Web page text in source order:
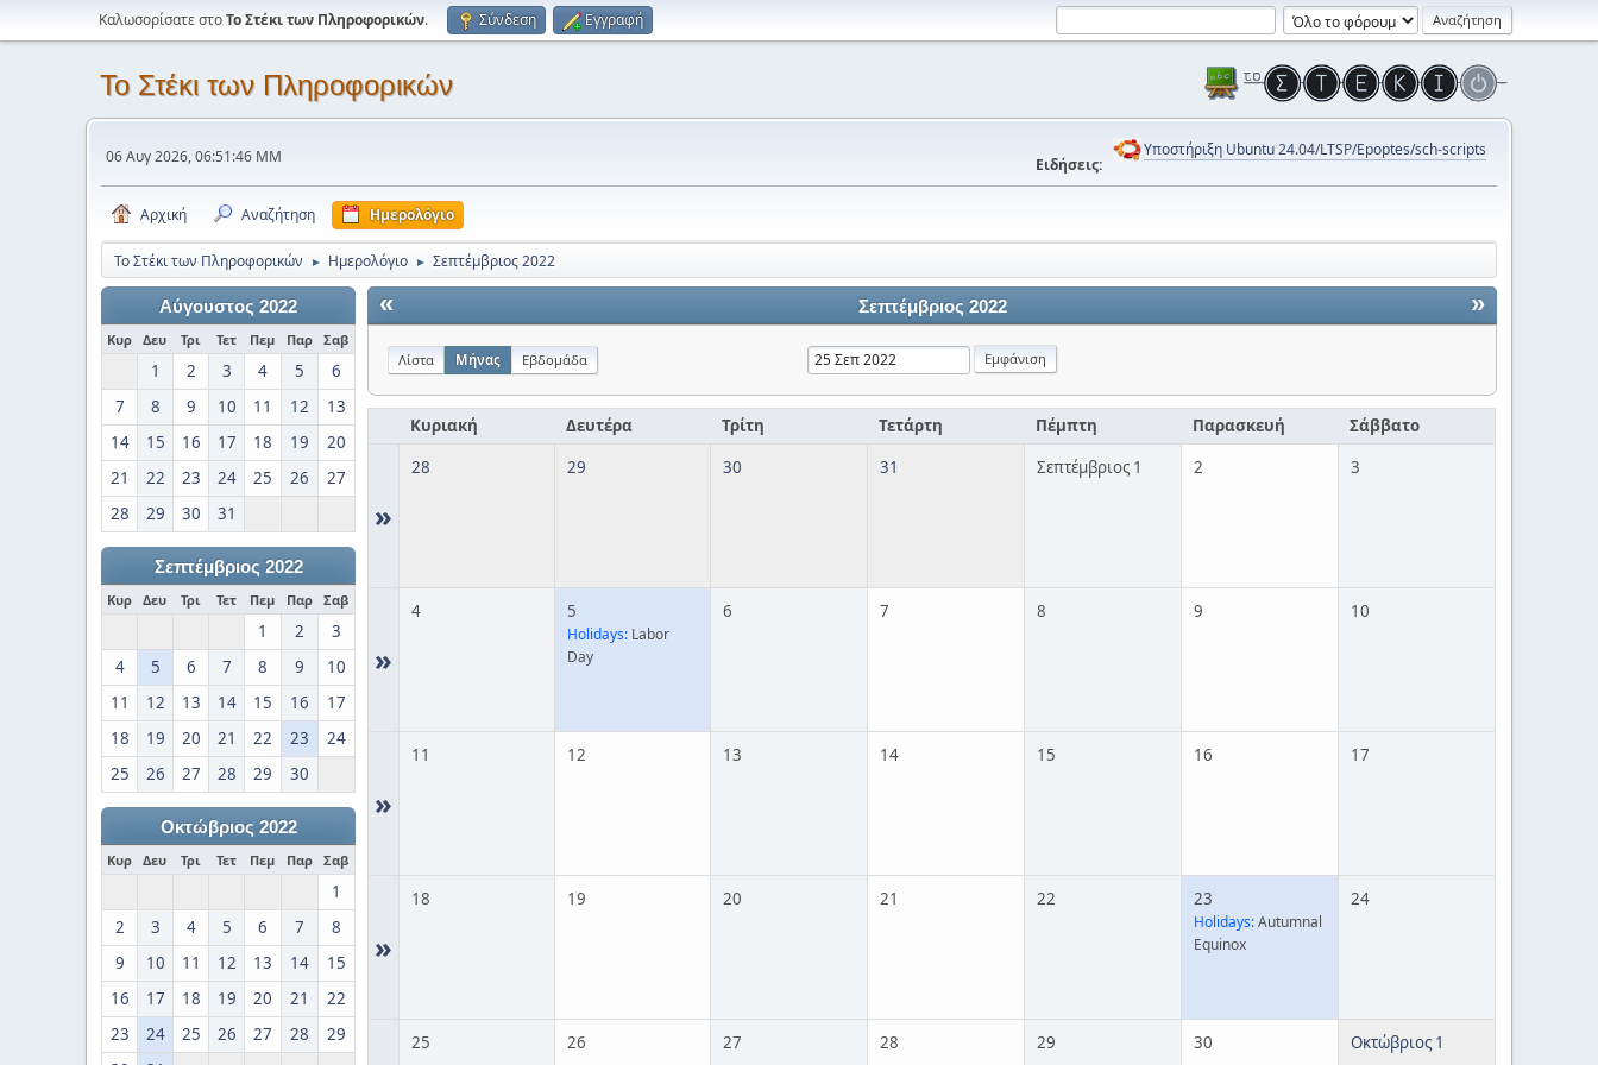
Καλωσορίσατε στοΤο Στέκι των Πληροφορικών. Σύνδεση Εγγραφή
Το Στέκι των Πληροφορικών
06 Αυγ 2026, 06:51:46 ΜΜ Ειδήσεις:
Υποστήριξη Ubuntu 24.04/LTSP/Epoptes/sch-scripts
Αρχική Αναζήτηση Ημερολόγιο
Το Στέκι των Πληροφορικών ► Ημερολόγιο ► Σεπτέμβριος 2022
Αύγουστος 2022
Κυρ Δευ Τρι Τετ Πεμ Παρ Σαβ
1 2 3 4 5
6
7
8 9 10 11 12
13
14
15 16 17 18 19
20
21
22 23 24 25 26
27
28
29 30 31
Σεπτέμβριος 2022
Κυρ Δευ Τρι Τετ Πεμ Παρ Σαβ
1 2
3
4
5 6 7 8 9
10
11
12 13 14 15 16
17
18
19 20 21 22 23
24
25
26 27 28 29 30
Οκτώβριος 2022
Κυρ Δευ Τρι Τετ Πεμ Παρ Σαβ
1
2
3 4 5 6 7
8
9
10 11 12 13 14
15
16
17 18 19 20 21
22
23
24 25 26 27 28
29
« »
Σεπτέμβριος 2022
Λίστα Μήνας Εβδομάδα
Κυριακή Δευτέρα Τρίτη Τετάρτη Πέμπτη Παρασκευή Σάββατο
»
28 29 30 31 Σεπτέμβριος 1 2 3
»
4 5
Holidays: Labor
Day
6 7 8 9 10
»
11 12 13 14 15 16 17
»
18 19 20 21 22 23
Holidays:Autumnal
Equinox
24
25 26 27 28 29 30 Οκτώβριος 1